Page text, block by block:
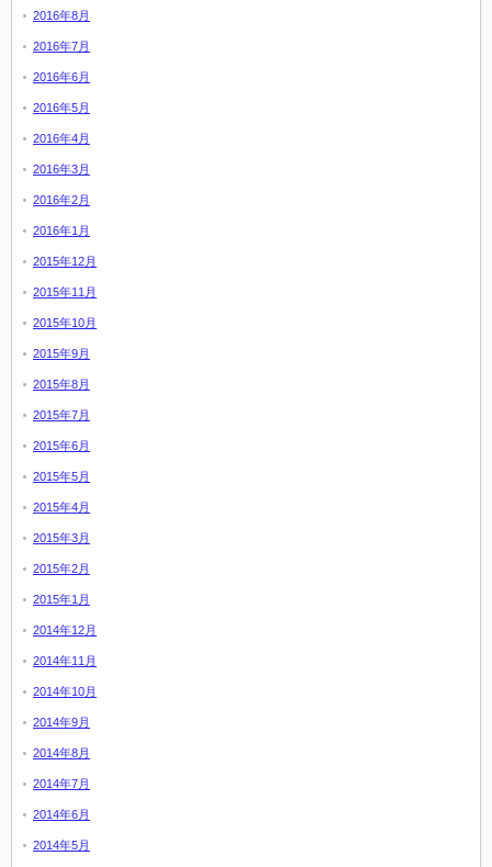
2016年8月
2016年7月
2016年6月
2016年5月
2016年4月
2016年3月
2016年2月
2016年1月
2015年12月
2015年11月
2015年10月
2015年9月
2015年8月
2015年7月
2015年6月
2015年5月
2015年4月
2015年3月
2015年2月
2015年1月
2014年12月
2014年11月
2014年10月
2014年9月
2014年8月
2014年7月
2014年6月
2014年5月